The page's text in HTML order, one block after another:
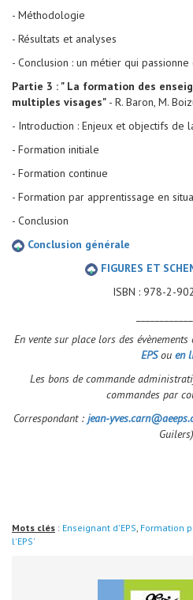
- Méthodologie
- Résultats et analyses
- Conclusion : un métier qui
Partie 3 : " La formation des
multiples visages" - R. Baron, M.
- Introduction : Enjeux et objectifs de
- Formation initiale
- Formation continue
- Formation par apprentissage en
- Conclusion
Conclusion générale
FIGURES ET
ISBN : 978-2-
En vente sur place lors des
EPSou en
Les bons de commande
commandes par
Correspondant : jean-
Guilers)
Mots clés : Enseignant d'EPS, Formation
l'EPS'